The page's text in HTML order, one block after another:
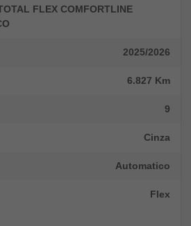
FLEX COMFORTLINE
2025/2026
6.827 Km
9
Cinza
Automatico
Flex